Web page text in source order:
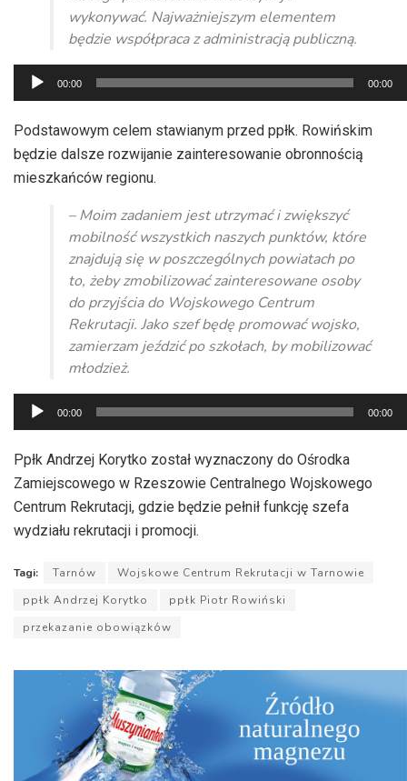
wykonywać. Najważniejszym elementem
będzie współpraca z administracją publiczną.
Odtwarzacz
plików
dźwiękowych
00:00 00:00
Podstawowym celem stawianym przed ppłk. Rowińskim
będzie dalsze rozwijanie zainteresowanie obronnością
mieszkańców regionu.
– Moim zadaniem jest utrzymać i zwiększyć
mobilność wszystkich naszych punktów, które
znajdują się w poszczególnych powiatach po
to, żeby zmobilizować zainteresowane osoby
do przyjścia do Wojskowego Centrum
Rekrutacji. Jako szef będę promować wojsko,
zamierzam jeździć po szkołach, by mobilizować
młodzież.
Odtwarzacz
plików
dźwiękowych
00:00 00:00
Ppłk Andrzej Korytko został wyznaczony do Ośrodka
Zamiejscowego w Rzeszowie Centralnego Wojskowego
Centrum Rekrutacji, gdzie będzie pełnił funkcję szefa
wydziału rekrutacji i promocji.
Tagi: Tarnów
Wojskowe Centrum Rekrutacji w Tarnowie
ppłk Andrzej Korytko
ppłk Piotr Rowiński
przekazanie obowiązków